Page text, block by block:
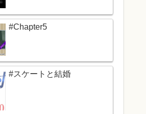
#Chapter5
#スケートと結婚